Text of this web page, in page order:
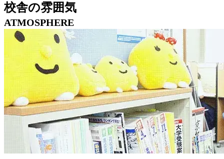
校舎の雰囲気
ATMOSPHERE